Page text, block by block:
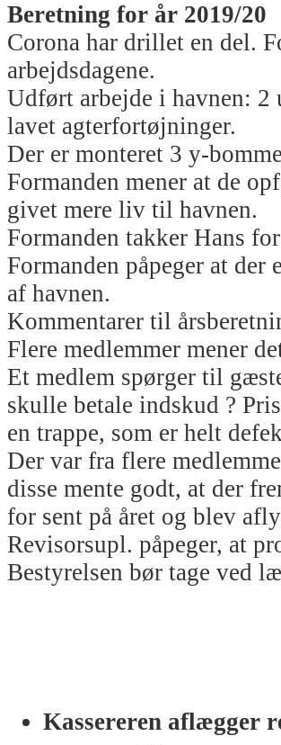
Beretning for år 2019/20
Corona har drillet en del.
arbejdsdagene.
Udført arbejde i havnen: 2
lavet agterfortøjninger.
Der er monteret 3 y-
Formanden mener at de
givet mere liv til havnen.
Formanden takker Hans
Formanden påpeger at der
af havnen.
Kommentarer til
Flere medlemmer mener
Et medlem spørger til
skulle betale indskud ?
en trappe, som er helt
Der var fra flere
disse mente godt, at der
for sent på året og blev
Revisorsupl. påpeger, at
Bestyrelsen bør tage ved
Kassereren aflægger